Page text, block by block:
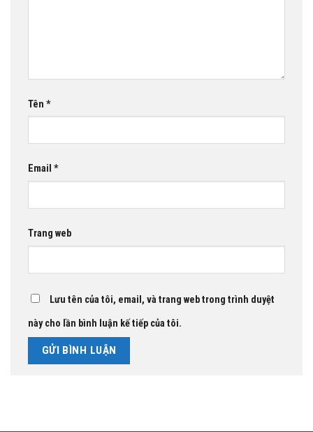
Tên *
Email *
Trang web
Lưu tên của tôi, email, và trang web trong trình duyệt
này cho lần bình luận kế tiếp của tôi.